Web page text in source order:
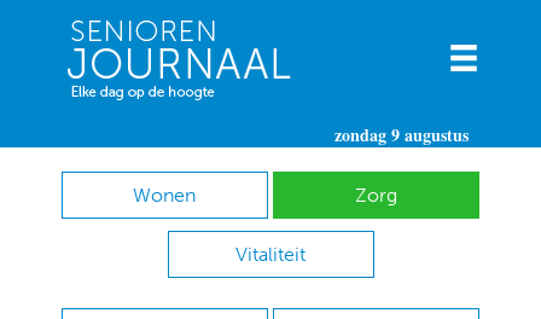
zondag 9 augustus
Wonen Zorg
Vitaliteit